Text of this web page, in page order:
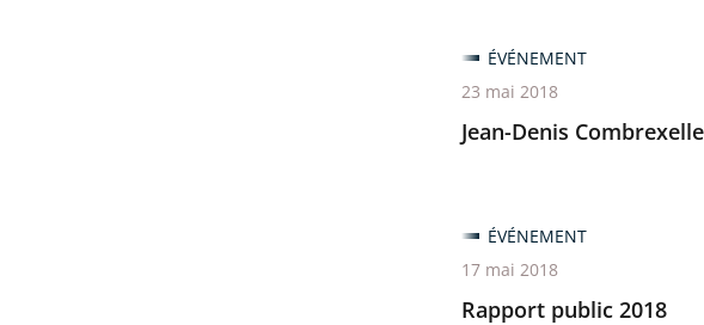
Jean-Denis
ÉVÉNEMENT
23 mai 2018
Rapport public 2018
ÉVÉNEMENT
17 mai 2018